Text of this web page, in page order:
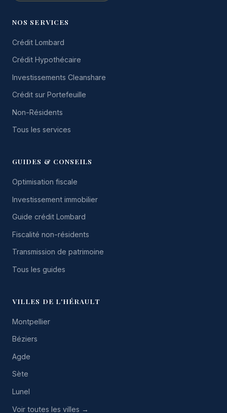
NOS SERVICES
Crédit Lombard
Crédit Hypothécaire
Investissements Cleanshare
Crédit sur Portefeuille
Non-Résidents
Tous les services
GUIDES & CONSEILS
Optimisation fiscale
Investissement immobilier
Guide crédit Lombard
Fiscalité non-résidents
Transmission de patrimoine
Tous les guides
VILLES DE L'HÉRAULT
Montpellier
Béziers
Agde
Sète
Lunel
Voir toutes les villes →